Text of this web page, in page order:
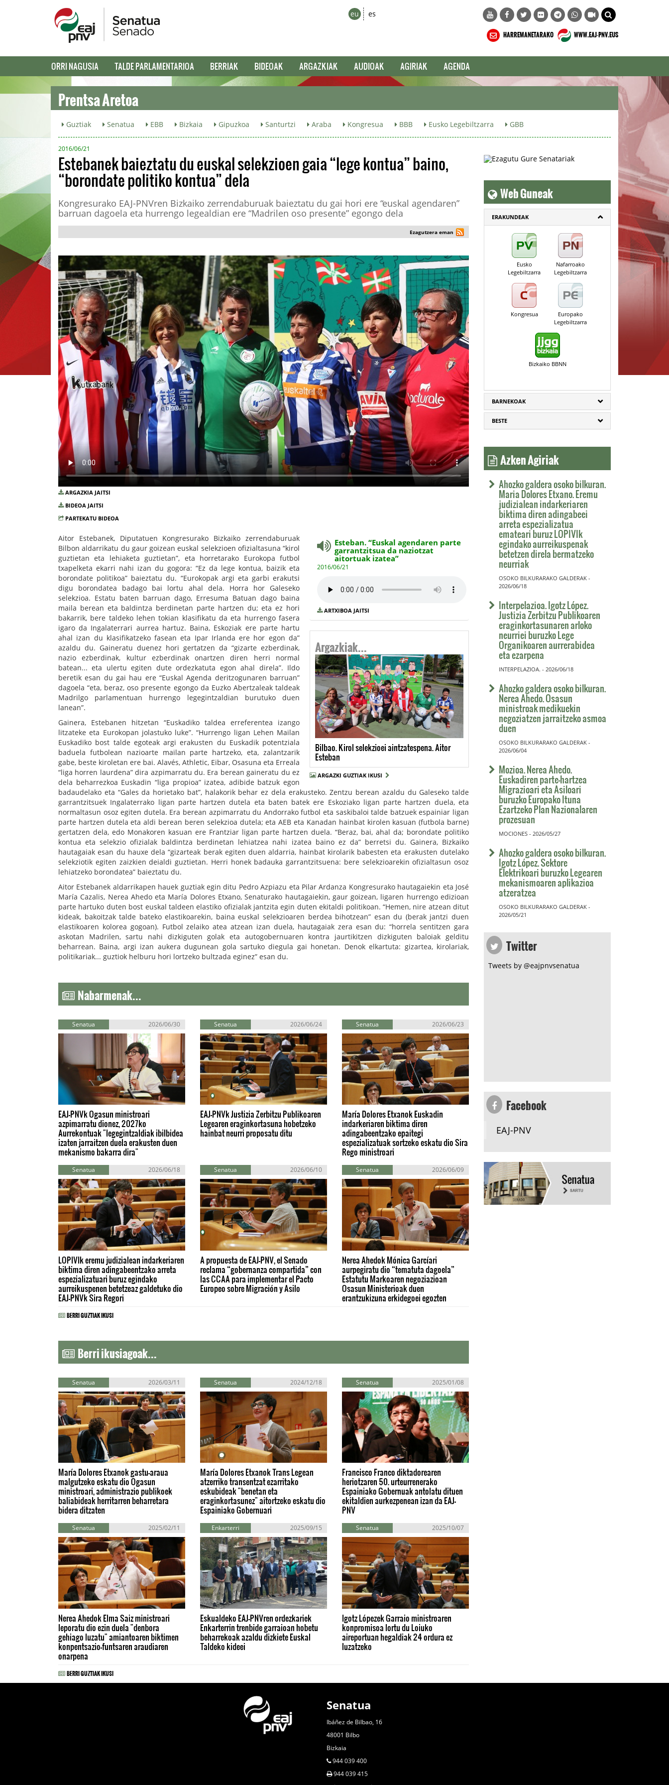
eu es
HARREMANETARAKO WWW.EAJ-PNV.EUS
ORRI NAGUSIA TALDE PARLAMENTARIOA BERRIAK BIDEOAK ARGAZKIAK AUDIOAK AGIRIAK AGENDA
Prentsa Aretoa
Guztiak Senatua EBB Bizkaia Gipuzkoa Santurtzi Araba Kongresua BBB Eusko Legebiltzarra GBB
2016/06/21
Estebanek baieztatu du euskal selekzioen gaia “lege kontua” baino,
“borondate politiko kontua” dela
Kongresurako EAJ-PNVren Bizkaiko zerrendaburuak baieztatu du gai hori ere “euskal agendaren”
barruan dagoela eta hurrengo legealdian ere “Madrilen oso presente” egongo dela
Ezagutzera eman
ARGAZKIA JAITSI
BIDEOA JAITSI
PARTEKATU BIDEOA
Esteban. “Euskal agendaren parte
garrantzitsua da naziotzat
aitortuak izatea”
2016/06/21
ARTXIBOA JAITSI
Argazkiak...
Bilbao. Kirol selekzioei aintzatespena. Aitor
Esteban
ARGAZKI GUZTIAK IKUSI
Aitor Estebanek, Diputatuen Kongresurako Bizkaiko zerrendaburuak
Bilbon aldarrikatu du gaur goizean euskal selekzioen ofizialtasuna “kirol
guztietan eta lehiaketa guztietan”, eta horretarako Eurokopa futbol
txapelketa ekarri nahi izan du gogora: “Ez da lege kontua, baizik eta
borondate politikoa” baieztatu du. “Eurokopak argi eta garbi erakutsi
digu borondatea badago bai lortu ahal dela. Horra hor Galeseko
selekzioa. Estatu baten barruan dago, Erresuma Batuan dago baina
maila berean eta baldintza berdinetan parte hartzen du; eta ez hori
bakarrik, bere taldeko lehen tokian klasifikatu da eta hurrengo fasera
igaro da Ingalaterrari aurrea hartuz. Baina, Eskoziak ere parte hartu
ahal izan du klasifikatzeko fasean eta Ipar Irlanda ere hor egon da”
azaldu du. Gaineratu duenez hori gertatzen da “gizarte ezberdinak,
nazio ezberdinak, kultur ezberdinak onartzen diren herri normal
batean... eta ulertu egiten dute ordezkatuta egon ahal direla”. Ildo
beretik esan du gai hau ere “Euskal Agenda deritzogunaren barruan”
dagoela “eta, beraz, oso presente egongo da Euzko Abertzaleak taldeak
Madrilgo parlamentuan hurrengo legegintzaldian burutuko duen
lanean”.
Gainera, Estebanen hitzetan “Euskadiko taldea erreferentea izango
litzateke eta Eurokopan jolastuko luke”. “Hurrengo ligan Lehen Mailan
Euskadiko bost talde egoteak argi erakusten du Euskadik potentziala
baduela futbolean nazioarte mailan parte hartzeko, eta, zalantzarik
gabe, beste kiroletan ere bai. Alavés, Athletic, Eibar, Osasuna eta Erreala
“liga horren laurdena” dira azpimarratu du. Era berean gaineratu du ez
dela beharrezkoa Euskadin “liga propioa” izatea, adibide batzuk egon
badaudelako eta “Gales da horietako bat”, halakorik behar ez dela erakusteko. Zentzu berean azaldu du Galeseko talde
garrantzitsuek Ingalaterrako ligan parte hartzen dutela eta baten batek ere Eskoziako ligan parte hartzen duela, eta
normaltasun osoz egiten dutela. Era berean azpimarratu du Andorrako futbol eta saskibaloi talde batzuek espainiar ligan
parte hartzen dutela eta aldi berean beren selekzioa dutela; eta AEB eta Kanadan hainbat kirolen kasuan (futbola barne)
gertatzen dela, edo Monakoren kasuan ere Frantziar ligan parte hartzen duela. “Beraz, bai, ahal da; borondate politiko
kontua eta selekzio ofizialak baldintza berdinetan lehiatzea nahi izatea baino ez da” berretsi du. Gainera, Bizkaiko
hautagaiak esan du hauxe dela “gizarteak berak egiten duen aldarria, hainbat kirolarik babesten eta erakusten dutelako
selekziotik egiten zaizkien deialdi guztietan. Herri honek badauka garrantzitsuena: bere selekzioarekin ofizialtasun osoz
lehiatzeko borondatea” baieztatu du.
Aitor Estebanek aldarrikapen hauek guztiak egin ditu Pedro Azpiazu eta Pilar Ardanza Kongresurako hautagaiekin eta José
María Cazalis, Nerea Ahedo eta María Dolores Etxano, Senaturako hautagaiekin, gaur goizean, ligaren hurrengo edizioan
parte hartuko duten bost euskal taldeen elastiko ofizialak jantzita egin duten ekitaldi politikoan. “Hemen, nire atzean ditut
kideak, bakoitzak talde bateko elastikoarekin, baina euskal selekzioaren berdea bihotzean” esan du (berak jantzi duen
elastikoaren kolorea gogoan). Futbol zelaiko atea atzean izan duela, hautagaiak zera esan du: “horrela sentitzen gara
askotan Madrilen, sartu nahi dizkiguten golak eta autogobernuaren kontra jaurtikitzen dizkiguten baloiak gelditu
beharrean. Baina, argi izan aukera dugunean gola sartuko diegula gai honetan. Denok elkartuta: gizartea, kirolariak,
politikariak... guztiok helburu hori lortzeko bultzada eginez” esan du.
Nabarmenak...
Senatua 2026/06/30
EAJ-PNVk Ogasun ministroari
azpimarratu dionez, 2027ko
Aurrekontuak "legegintzaldiak ibilbidea
izaten jarraitzen duela erakusten duen
mekanismo bakarra dira"
Senatua 2026/06/24
EAJ-PNVk Justizia Zerbitzu Publikoaren
Legearen eraginkortasuna hobetzeko
hainbat neurri proposatu ditu
Senatua 2026/06/23
María Dolores Etxanok Euskadin
indarkeriaren biktima diren
adingabeentzako epaitegi
espezializatuak sortzeko eskatu dio Sira
Rego ministroari
Senatua 2026/06/18
LOPIVIk eremu judizialean indarkeriaren
biktima diren adingabeentzako arreta
espezializatuari buruz egindako
aurreikuspenen betetzeaz galdetuko dio
EAJ-PNVk Sira Regori
Senatua 2026/06/10
A propuesta de EAJ-PNV, el Senado
reclama “gobernanza compartida” con
las CCAA para implementar el Pacto
Europeo sobre Migración y Asilo
Senatua 2026/06/09
Nerea Ahedok Mónica Garcíari
aurpegiratu dio “tematuta dagoela”
Estatutu Markoaren negoziazioan
Osasun Ministerioak duen
erantzukizuna erkidegoei egozten
BERRI GUZTIAK IKUSI
Berri ikusiagoak...
Senatua 2026/03/11
María Dolores Etxanok gastu-araua
malgutzeko eskatu dio Ogasun
ministroari, administrazio publikoek
baliabideak herritarren beharretara
bidera ditzaten
Senatua 2024/12/18
María Dolores Etxanok Trans Legean
atzerriko transentzat ezarritako
eskubideak "benetan eta
eraginkortasunez" aitortzeko eskatu dio
Espainiako Gobernuari
Senatua 2025/01/08
Francisco Franco diktadorearen
heriotzaren 50. urteurrenerako
Espainiako Gobernuak antolatu dituen
ekitaldien aurkezpenean izan da EAJ-
PNV
Senatua 2025/02/11
Nerea Ahedok Elma Saiz ministroari
leporatu dio ezin duela "denbora
gehiago luzatu" amiantoaren biktimen
konpentsazio-funtsaren araudiaren
onarpena
Enkarterri 2025/09/15
Eskualdeko EAJ-PNVren ordezkariek
Enkarterrin trenbide garraioan hobetu
beharrekoak azaldu dizkiete Euskal
Taldeko kideei
Senatua 2025/10/07
Igotz Lópezek Garraio ministroaren
konpromisoa lortu du Loiuko
aireportuan hegaldiak 24 ordura ez
luzatzeko
BERRI GUZTIAK IKUSI
Web Guneak
ERAKUNDEAK
Eusko
Legebiltzarra
Nafarroako
Legebiltzarra
Kongresua
Europako
Legebiltzarra
Bizkaiko BBNN
BARNEKOAK
BESTE
Azken Agiriak
Ahozko galdera osoko bilkuran.
Maria Dolores Etxano. Eremu
judizialean indarkeriaren
biktima diren adingabeei
arreta espezializatua
emateari buruz LOPIVIk
egindako aurreikuspenak
betetzen direla bermatzeko
neurriak
OSOKO BILKURARAKO GALDERAK -
2026/06/18
Interpelazioa. Igotz López.
Justizia Zerbitzu Publikoaren
eraginkortasunaren arloko
neurriei buruzko Lege
Organikoaren aurrerabidea
eta ezarpena
INTERPELAZIOA. - 2026/06/18
Ahozko galdera osoko bilkuran.
Nerea Ahedo. Osasun
ministroak medikuekin
negoziatzen jarraitzeko asmoa
duen
OSOKO BILKURARAKO GALDERAK -
2026/06/04
Mozioa. Nerea Ahedo.
Euskadiren parte-hartzea
Migrazioari eta Asiloari
buruzko Europako Ituna
Ezartzeko Plan Nazionalaren
prozesuan
MOCIONES - 2026/05/27
Ahozko galdera osoko bilkuran.
Igotz López. Sektore
Elektrikoari buruzko Legearen
mekanismoaren aplikazioa
atzeratzea
OSOKO BILKURARAKO GALDERAK -
2026/05/21
Twitter
Tweets by @eajpnvsenatua
Facebook
EAJ-PNV
Senatua
Ibáñez de Bilbao, 16
48001 Bilbo
Bizkaia
944 039 400
944 039 415